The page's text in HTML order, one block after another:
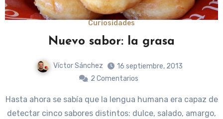
Curiosidades
Nuevo sabor: la grasa
Víctor Sánchez
16 septiembre, 2013
2 Comentarios
Hasta ahora se sabía que la lengua humana era capaz de
detectar cinco sabores distintos: dulce, salado, amargo,